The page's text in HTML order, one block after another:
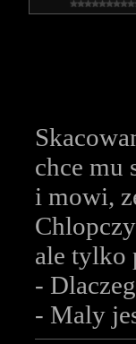
chce mu
i mowi,
ale tylko
-
- Maly